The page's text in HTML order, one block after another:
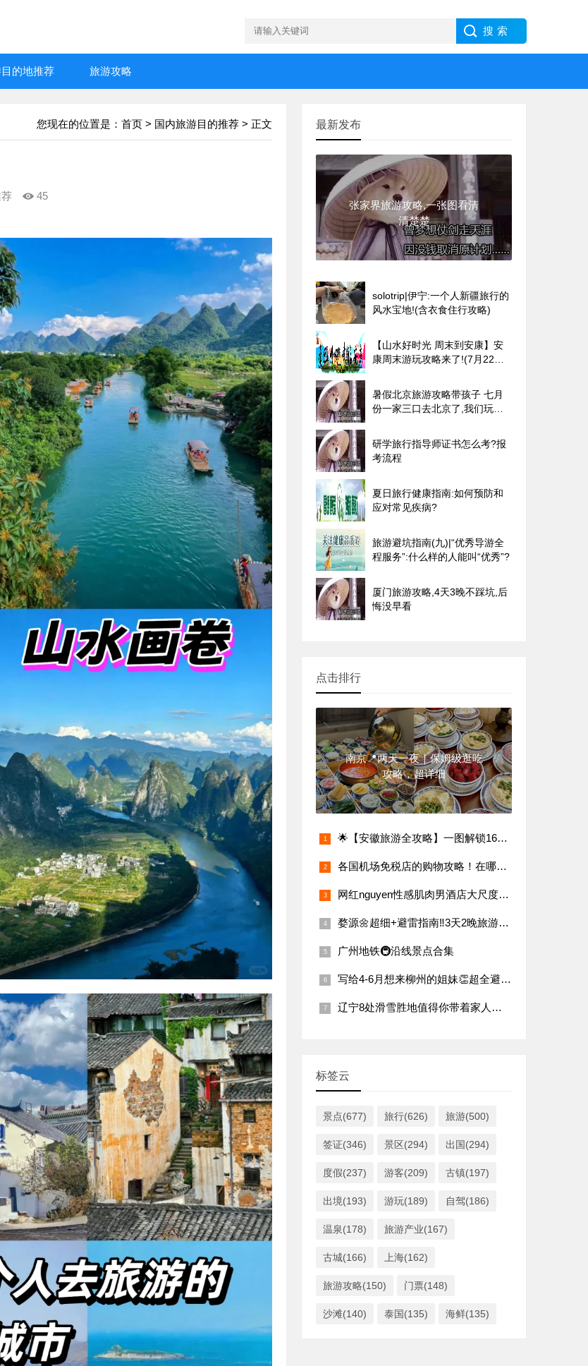
的地推荐 旅游攻略
您现在的位置是： 首页 > 国内旅游目的推荐 > 正文
45
最新发布
张家界旅游攻略,一张图看清
清楚楚
solotrip|伊宁:一个人新疆旅行的
风水宝地!(含衣食住行攻略)
【山水好时光 周末到安康】安
康周末游玩攻略来了!(7月22
暑假北京旅游攻略带孩子 七月
份一家三口去北京了,我们玩了5
研学旅行指导师证书怎么考?报
考流程
夏日旅行健康指南:如何预防和
应对常见疾病?
旅游避坑指南(九)|“优秀导游全
程服务”:什么样的人能叫“优秀”?
厦门旅游攻略,4天3晚不踩坑,后
悔没早看
点击排行
南京📍两天一夜｜保姆级逛吃
攻略，超详细
🌟【安徽旅游全攻略】一图解锁16城必玩景点
各国机场免税店的购物攻略！在哪个机场买东西最划算？
网红nguyen性感肌肉男酒店大尺度写真,无法阻挡的男性荷尔蒙
婺源🌼超细+避雷指南‼️3天2晚旅游攻略（景点
广州地铁🚇沿线景点合集
写给4-6月想来柳州的姐妹👏超全避雷攻略
辽宁8处滑雪胜地值得你带着家人去狂欢
标签云
景点(677) 旅行(626) 旅游(500)
签证(346) 景区(294) 出国(294)
度假(237) 游客(209) 古镇(197)
出境(193) 游玩(189) 自驾(186)
温泉(178) 旅游产业(167)
古城(166) 上海(162)
旅游攻略(150) 门票(148)
沙滩(140) 泰国(135) 海鲜(135)